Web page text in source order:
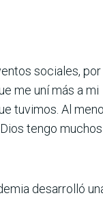
sociales, por
me uní más a mi
tuvimos. Al
tengo muchos
desarrolló